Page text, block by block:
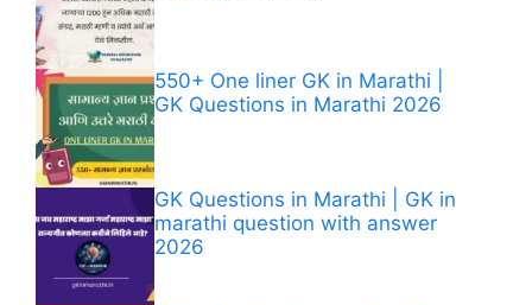
550+ One liner GK in Marathi |
GK Questions in Marathi​ 2026
GK Questions in Marathi​ | GK in
marathi question with answer​
2026